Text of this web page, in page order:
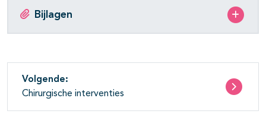
Bijlagen
Volgende:
Chirurgische interventies